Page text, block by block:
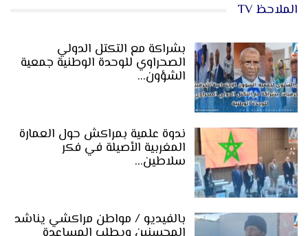
الملاحظ TV
بشراكة مع التكتل الدولي
الصحراوي للوحدة الوطنية جمعية
الشؤون…
ندوة علمية بمراكش حول العمارة
المغربية الأصيلة في فكر
سلاطين…
بالفيديو / مواطن مراكشي يناشد